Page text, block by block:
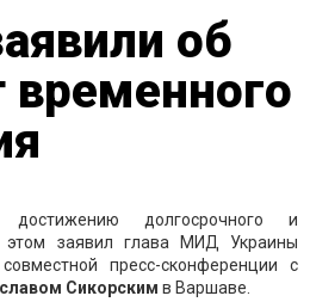
об
временного
долгосрочного и
этом заявил глава МИД Украины
пресс-сконференции с
Сикорским в Варшаве.